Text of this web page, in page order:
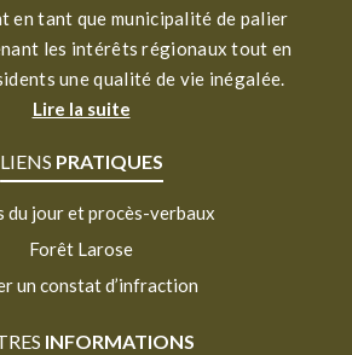
en tant que municipalité de palier
les intérêts régionaux tout en
une qualité de vie inégalée.
Lire la suite
LIENS PRATIQUES
du jour et procès-verbaux
Forêt Larose
un constat d’infraction
INFORMATIONS